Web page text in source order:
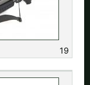
19
bei der